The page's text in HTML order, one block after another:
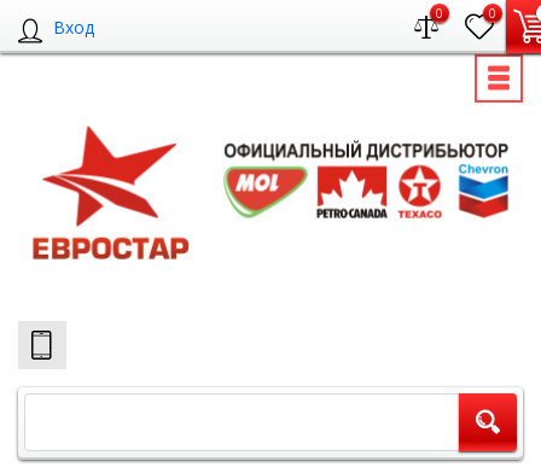
Вход
0 0